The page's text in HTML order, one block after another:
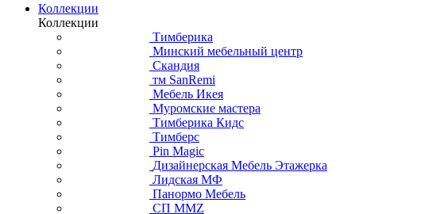
Коллекции
Коллекции
Тимберика
Минский мебельный центр
Скандия
тм SanRemi
Мебель Икея
Муромские мастера
Тимберика Кидс
Тимберс
Pin Magic
Дизайнерская Мебель Этажерка
Лидская МФ
Панормо Мебель
СП ММZ